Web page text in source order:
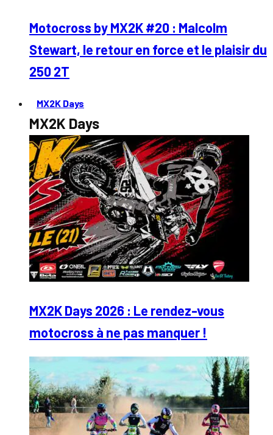
Motocross by MX2K #20 : Malcolm
Stewart, le retour en force et le plaisir du
250 2T
MX2K Days
MX2K Days
MX2K Days 2026 : Le rendez-vous
motocross à ne pas manquer !